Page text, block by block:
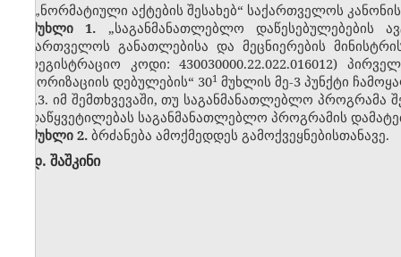
„ნორმატიული აქტების შესახებ“ საქართველოს
მუხლი 1.
„საგანმანათლებლო დაწესებულებების
საქართველოს განათლებისა და მეცნიერების
სარეგისტრაციო კოდი: 430030000.22.022.016012)
ავტორიზაციის დებულების“ 30​1 მუხლის მე-3 პუნქტი
,,3. იმ შემთხვევაში, თუ საგანმანათლებლო პროგრამა
გადაწყვეტილებას საგანმანათლებლო პროგრამის
მუხლი 2. ბრძანება ამოქმედდეს გამოქვეყნებისთანავე.
დ. შაშკინი